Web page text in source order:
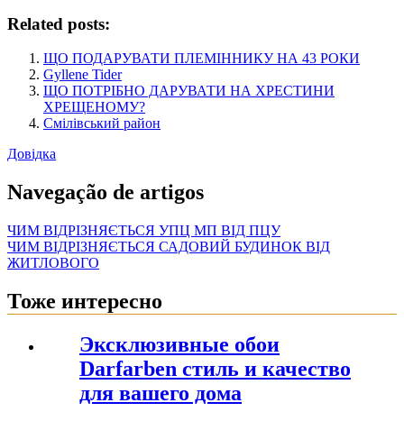
Related posts:
ЩО ПОДАРУВАТИ ПЛЕМІННИКУ НА 43 РОКИ
Gyllene Tider
ЩО ПОТРІБНО ДАРУВАТИ НА ХРЕСТИНИ
ХРЕЩЕНОМУ?
Смілівський район
Довідка
Navegação de artigos
ЧИМ ВІДРІЗНЯЄТЬСЯ УПЦ МП ВІД ПЦУ
ЧИМ ВІДРІЗНЯЄТЬСЯ САДОВИЙ БУДИНОК ВІД
ЖИТЛОВОГО
Тоже интересно
Эксклюзивные обои
Darfarben стиль и качество
для вашего дома